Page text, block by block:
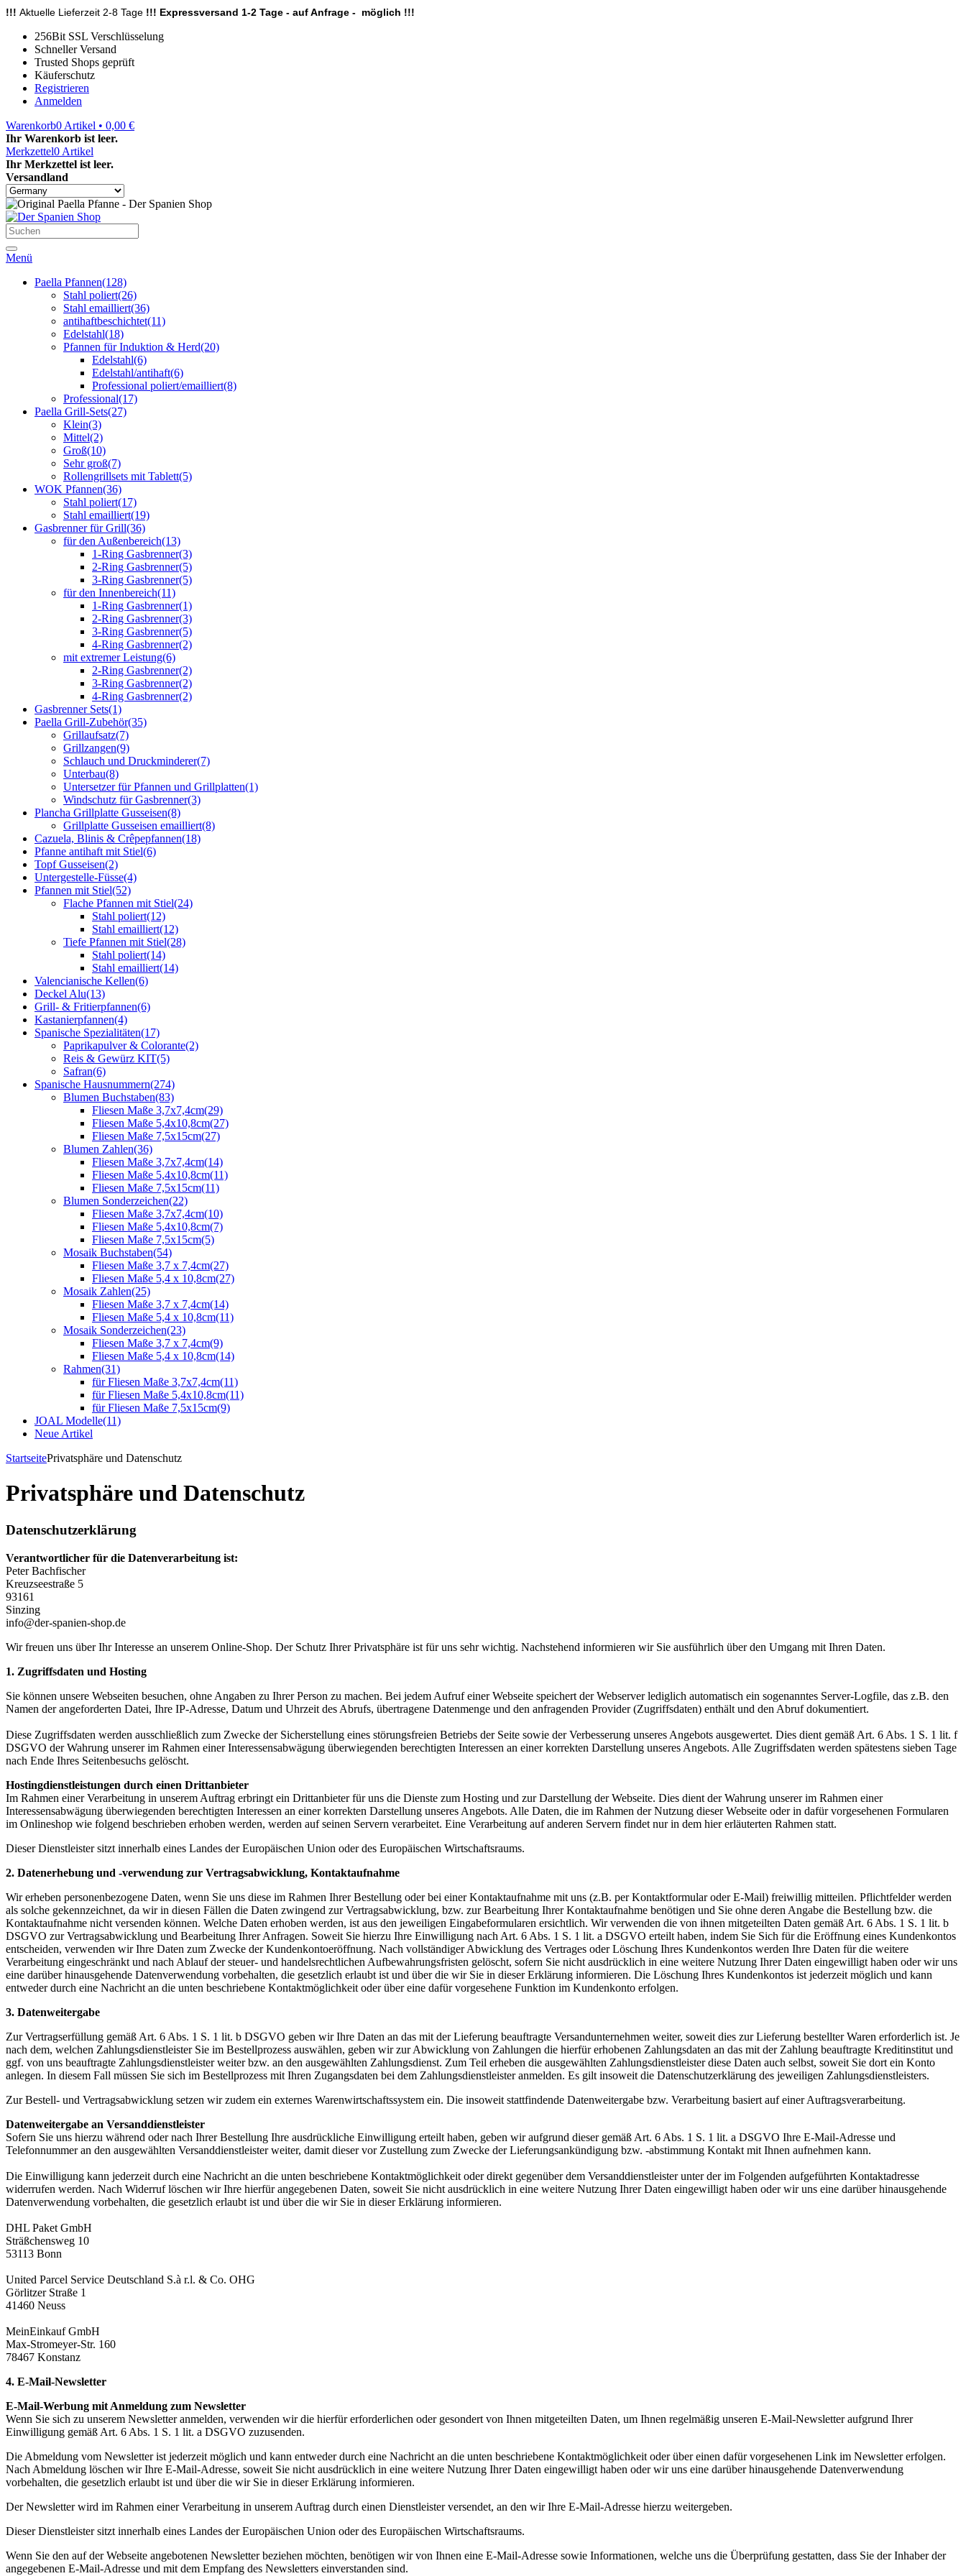
!!! Aktuelle Lieferzeit 2-8 Tage !!! Expressversand 1-2 Tage - auf Anfrage - möglich !!!
256Bit SSL Verschlüsselung
Schneller Versand
Trusted Shops geprüft
Käuferschutz
Registrieren
Anmelden
Warenkorb0 Artikel • 0,00 €
Ihr Warenkorb ist leer.
Merkzettel0 Artikel
Ihr Merkzettel ist leer.
Versandland
Menü
Paella Pfannen(128)
Stahl poliert(26)
Stahl emailliert(36)
antihaftbeschichtet(11)
Edelstahl(18)
Pfannen für Induktion & Herd(20)
Edelstahl(6)
Edelstahl/antihaft(6)
Professional poliert/emailliert(8)
Professional(17)
Paella Grill-Sets(27)
Klein(3)
Mittel(2)
Groß(10)
Sehr groß(7)
Rollengrillsets mit Tablett(5)
WOK Pfannen(36)
Stahl poliert(17)
Stahl emailliert(19)
Gasbrenner für Grill(36)
für den Außenbereich(13)
1-Ring Gasbrenner(3)
2-Ring Gasbrenner(5)
3-Ring Gasbrenner(5)
für den Innenbereich(11)
1-Ring Gasbrenner(1)
2-Ring Gasbrenner(3)
3-Ring Gasbrenner(5)
4-Ring Gasbrenner(2)
mit extremer Leistung(6)
2-Ring Gasbrenner(2)
3-Ring Gasbrenner(2)
4-Ring Gasbrenner(2)
Gasbrenner Sets(1)
Paella Grill-Zubehör(35)
Grillaufsatz(7)
Grillzangen(9)
Schlauch und Druckminderer(7)
Unterbau(8)
Untersetzer für Pfannen und Grillplatten(1)
Windschutz für Gasbrenner(3)
Plancha Grillplatte Gusseisen(8)
Grillplatte Gusseisen emailliert(8)
Cazuela, Blinis & Crêpepfannen(18)
Pfanne antihaft mit Stiel(6)
Topf Gusseisen(2)
Untergestelle-Füsse(4)
Pfannen mit Stiel(52)
Flache Pfannen mit Stiel(24)
Stahl poliert(12)
Stahl emailliert(12)
Tiefe Pfannen mit Stiel(28)
Stahl poliert(14)
Stahl emailliert(14)
Valencianische Kellen(6)
Deckel Alu(13)
Grill- & Fritierpfannen(6)
Kastanierpfannen(4)
Spanische Spezialitäten(17)
Paprikapulver & Colorante(2)
Reis & Gewürz KIT(5)
Safran(6)
Spanische Hausnummern(274)
Blumen Buchstaben(83)
Fliesen Maße 3,7x7,4cm(29)
Fliesen Maße 5,4x10,8cm(27)
Fliesen Maße 7,5x15cm(27)
Blumen Zahlen(36)
Fliesen Maße 3,7x7,4cm(14)
Fliesen Maße 5,4x10,8cm(11)
Fliesen Maße 7,5x15cm(11)
Blumen Sonderzeichen(22)
Fliesen Maße 3,7x7,4cm(10)
Fliesen Maße 5,4x10,8cm(7)
Fliesen Maße 7,5x15cm(5)
Mosaik Buchstaben(54)
Fliesen Maße 3,7 x 7,4cm(27)
Fliesen Maße 5,4 x 10,8cm(27)
Mosaik Zahlen(25)
Fliesen Maße 3,7 x 7,4cm(14)
Fliesen Maße 5,4 x 10,8cm(11)
Mosaik Sonderzeichen(23)
Fliesen Maße 3,7 x 7,4cm(9)
Fliesen Maße 5,4 x 10,8cm(14)
Rahmen(31)
für Fliesen Maße 3,7x7,4cm(11)
für Fliesen Maße 5,4x10,8cm(11)
für Fliesen Maße 7,5x15cm(9)
JOAL Modelle(11)
Neue Artikel
StartseitePrivatsphäre und Datenschutz
Privatsphäre und Datenschutz
Datenschutzerklärung
Verantwortlicher für die Datenverarbeitung ist:
Peter Bachfischer
Kreuzseestraße 5
93161
Sinzing
info@der-spanien-shop.de
Wir freuen uns über Ihr Interesse an unserem Online-Shop. Der Schutz Ihrer Privatsphäre ist für uns sehr wichtig. Nachstehend informieren wir Sie ausführlich über den Umgang mit Ihren Daten.
1. Zugriffsdaten und Hosting
Sie können unsere Webseiten besuchen, ohne Angaben zu Ihrer Person zu machen. Bei jedem Aufruf einer Webseite speichert der Webserver lediglich automatisch ein sogenanntes Server-Logfile, das z.B. den
Namen der angeforderten Datei, Ihre IP-Adresse, Datum und Uhrzeit des Abrufs, übertragene Datenmenge und den anfragenden Provider (Zugriffsdaten) enthält und den Abruf dokumentiert.
Diese Zugriffsdaten werden ausschließlich zum Zwecke der Sicherstellung eines störungsfreien Betriebs der Seite sowie der Verbesserung unseres Angebots ausgewertet. Dies dient gemäß Art. 6 Abs. 1 S. 1 lit. f
DSGVO der Wahrung unserer im Rahmen einer Interessensabwägung überwiegenden berechtigten Interessen an einer korrekten Darstellung unseres Angebots. Alle Zugriffsdaten werden spätestens sieben Tage
nach Ende Ihres Seitenbesuchs gelöscht.
Hostingdienstleistungen durch einen Drittanbieter
Im Rahmen einer Verarbeitung in unserem Auftrag erbringt ein Drittanbieter für uns die Dienste zum Hosting und zur Darstellung der Webseite. Dies dient der Wahrung unserer im Rahmen einer
Interessensabwägung überwiegenden berechtigten Interessen an einer korrekten Darstellung unseres Angebots. Alle Daten, die im Rahmen der Nutzung dieser Webseite oder in dafür vorgesehenen Formularen
im Onlineshop wie folgend beschrieben erhoben werden, werden auf seinen Servern verarbeitet. Eine Verarbeitung auf anderen Servern findet nur in dem hier erläuterten Rahmen statt.
Dieser Dienstleister sitzt innerhalb eines Landes der Europäischen Union oder des Europäischen Wirtschaftsraums.
2. Datenerhebung und -verwendung zur Vertragsabwicklung, Kontaktaufnahme
Wir erheben personenbezogene Daten, wenn Sie uns diese im Rahmen Ihrer Bestellung oder bei einer Kontaktaufnahme mit uns (z.B. per Kontaktformular oder E-Mail) freiwillig mitteilen. Pflichtfelder werden
als solche gekennzeichnet, da wir in diesen Fällen die Daten zwingend zur Vertragsabwicklung, bzw. zur Bearbeitung Ihrer Kontaktaufnahme benötigen und Sie ohne deren Angabe die Bestellung bzw. die
Kontaktaufnahme nicht versenden können. Welche Daten erhoben werden, ist aus den jeweiligen Eingabeformularen ersichtlich. Wir verwenden die von ihnen mitgeteilten Daten gemäß Art. 6 Abs. 1 S. 1 lit. b
DSGVO zur Vertragsabwicklung und Bearbeitung Ihrer Anfragen. Soweit Sie hierzu Ihre Einwilligung nach Art. 6 Abs. 1 S. 1 lit. a DSGVO erteilt haben, indem Sie Sich für die Eröffnung eines Kundenkontos
entscheiden, verwenden wir Ihre Daten zum Zwecke der Kundenkontoeröffnung. Nach vollständiger Abwicklung des Vertrages oder Löschung Ihres Kundenkontos werden Ihre Daten für die weitere
Verarbeitung eingeschränkt und nach Ablauf der steuer- und handelsrechtlichen Aufbewahrungsfristen gelöscht, sofern Sie nicht ausdrücklich in eine weitere Nutzung Ihrer Daten eingewilligt haben oder wir uns
eine darüber hinausgehende Datenverwendung vorbehalten, die gesetzlich erlaubt ist und über die wir Sie in dieser Erklärung informieren. Die Löschung Ihres Kundenkontos ist jederzeit möglich und kann
entweder durch eine Nachricht an die unten beschriebene Kontaktmöglichkeit oder über eine dafür vorgesehene Funktion im Kundenkonto erfolgen.
3. Datenweitergabe
Zur Vertragserfüllung gemäß Art. 6 Abs. 1 S. 1 lit. b DSGVO geben wir Ihre Daten an das mit der Lieferung beauftragte Versandunternehmen weiter, soweit dies zur Lieferung bestellter Waren erforderlich ist. Je
nach dem, welchen Zahlungsdienstleister Sie im Bestellprozess auswählen, geben wir zur Abwicklung von Zahlungen die hierfür erhobenen Zahlungsdaten an das mit der Zahlung beauftragte Kreditinstitut und
ggf. von uns beauftragte Zahlungsdienstleister weiter bzw. an den ausgewählten Zahlungsdienst. Zum Teil erheben die ausgewählten Zahlungsdienstleister diese Daten auch selbst, soweit Sie dort ein Konto
anlegen. In diesem Fall müssen Sie sich im Bestellprozess mit Ihren Zugangsdaten bei dem Zahlungsdienstleister anmelden. Es gilt insoweit die Datenschutzerklärung des jeweiligen Zahlungsdienstleisters.
Zur Bestell- und Vertragsabwicklung setzen wir zudem ein externes Warenwirtschaftssystem ein. Die insoweit stattfindende Datenweitergabe bzw. Verarbeitung basiert auf einer Auftragsverarbeitung.
Datenweitergabe an Versanddienstleister
Sofern Sie uns hierzu während oder nach Ihrer Bestellung Ihre ausdrückliche Einwilligung erteilt haben, geben wir aufgrund dieser gemäß Art. 6 Abs. 1 S. 1 lit. a DSGVO Ihre E-Mail-Adresse und
Telefonnummer an den ausgewählten Versanddienstleister weiter, damit dieser vor Zustellung zum Zwecke der Lieferungsankündigung bzw. -abstimmung Kontakt mit Ihnen aufnehmen kann.
Die Einwilligung kann jederzeit durch eine Nachricht an die unten beschriebene Kontaktmöglichkeit oder direkt gegenüber dem Versanddienstleister unter der im Folgenden aufgeführten Kontaktadresse
widerrufen werden. Nach Widerruf löschen wir Ihre hierfür angegebenen Daten, soweit Sie nicht ausdrücklich in eine weitere Nutzung Ihrer Daten eingewilligt haben oder wir uns eine darüber hinausgehende
Datenverwendung vorbehalten, die gesetzlich erlaubt ist und über die wir Sie in dieser Erklärung informieren.
DHL Paket GmbH
Sträßchensweg 10
53113 Bonn
United Parcel Service Deutschland S.à r.l. & Co. OHG
Görlitzer Straße 1
41460 Neuss
MeinEinkauf GmbH
Max-Stromeyer-Str. 160
78467 Konstanz
4. E-Mail-Newsletter
E-Mail-Werbung mit Anmeldung zum Newsletter
Wenn Sie sich zu unserem Newsletter anmelden, verwenden wir die hierfür erforderlichen oder gesondert von Ihnen mitgeteilten Daten, um Ihnen regelmäßig unseren E-Mail-Newsletter aufgrund Ihrer
Einwilligung gemäß Art. 6 Abs. 1 S. 1 lit. a DSGVO zuzusenden.
Die Abmeldung vom Newsletter ist jederzeit möglich und kann entweder durch eine Nachricht an die unten beschriebene Kontaktmöglichkeit oder über einen dafür vorgesehenen Link im Newsletter erfolgen.
Nach Abmeldung löschen wir Ihre E-Mail-Adresse, soweit Sie nicht ausdrücklich in eine weitere Nutzung Ihrer Daten eingewilligt haben oder wir uns eine darüber hinausgehende Datenverwendung
vorbehalten, die gesetzlich erlaubt ist und über die wir Sie in dieser Erklärung informieren.
Der Newsletter wird im Rahmen einer Verarbeitung in unserem Auftrag durch einen Dienstleister versendet, an den wir Ihre E-Mail-Adresse hierzu weitergeben.
Dieser Dienstleister sitzt innerhalb eines Landes der Europäischen Union oder des Europäischen Wirtschaftsraums.
Wenn Sie den auf der Webseite angebotenen Newsletter beziehen möchten, benötigen wir von Ihnen eine E-Mail-Adresse sowie Informationen, welche uns die Überprüfung gestatten, dass Sie der Inhaber der
angegebenen E-Mail-Adresse und mit dem Empfang des Newsletters einverstanden sind.